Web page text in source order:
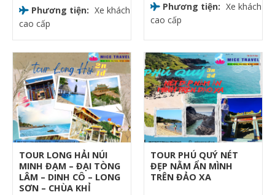
Phương tiện: Xe khách
cao cấp
Phương tiện: Xe khách
cao cấp
TOUR LONG HẢI NÚI
MINH ĐẠM – ĐẠI TÒNG
LÂM – DINH CÔ – LONG
SƠN – CHÙA KHỈ
TOUR PHÚ QUÝ NÉT
ĐẸP NẰM ẨN MÌNH
TRÊN ĐẢO XA